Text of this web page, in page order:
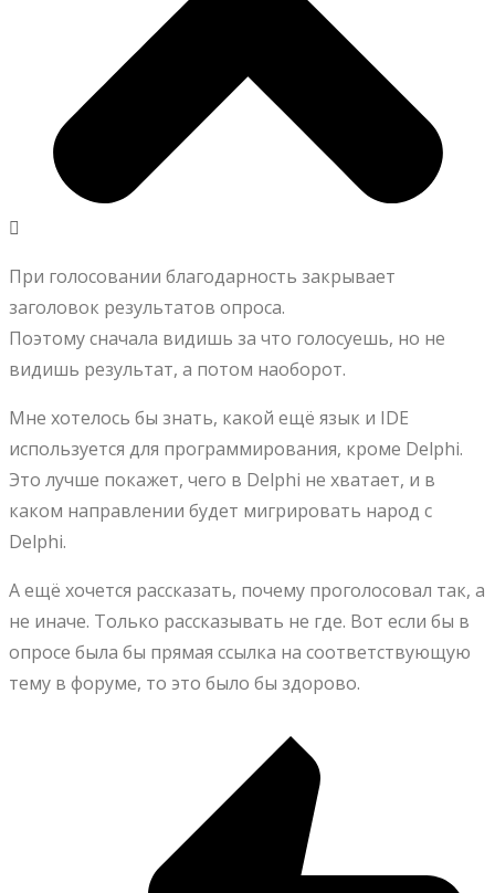
При голосовании благодарность закрывает
заголовок результатов опроса.
Поэтому сначала видишь за что голосуешь, но не
видишь результат, а потом наоборот.
Мне хотелось бы знать, какой ещё язык и IDE
используется для программирования, кроме Delphi.
Это лучше покажет, чего в Delphi не хватает, и в
каком направлении будет мигрировать народ с
Delphi.
А ещё хочется рассказать, почему проголосовал так, а
не иначе. Только рассказывать не где. Вот если бы в
опросе была бы прямая ссылка на соответствующую
тему в форуме, то это было бы здорово.